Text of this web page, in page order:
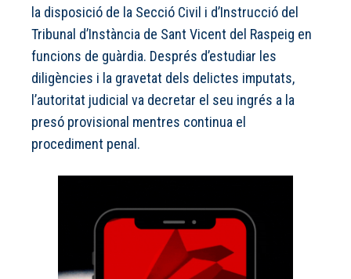
la disposició de la Secció Civil i d’Instrucció del
Tribunal d’Instància de Sant Vicent del Raspeig en
funcions de guàrdia. Després d’estudiar les
diligències i la gravetat dels delictes imputats,
l’autoritat judicial va decretar el seu ingrés a la
presó provisional mentres continua el
procediment penal.